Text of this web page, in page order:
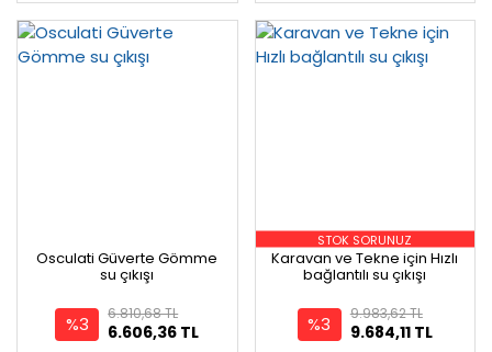
Osculati Güverte Gömme
su çıkışı
%3 6.606,36 TL
6.810,68 TL
STOK SORUNUZ
Karavan ve Tekne için Hızlı
bağlantılı su çıkışı
%3 9.684,11 TL
9.983,62 TL